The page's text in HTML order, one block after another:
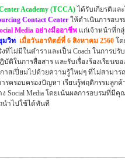
Academy (TCCA) ได้รับเกียรติแล
Contact Center ให้ดำเนินการอบร
Media อย่างมืออาชีพ แก่เจ้าหน้าที่กลุ่
มวิท เมื่อวันอาทิตย์ที่ 6 สิงหาคม 2560 โ
ที่ไม่มีในตำราและเป็น Coach ในการป
บัติในการสื่อสาร และรับเรื่องร้องเรีย
าสเปี่ยมไปด้วยความรู้ใหม่ๆ ที่ไม่สามา
รครอบครองปัญหา เรียนรู้พฤติกรรมลูกค้
Social Media โดยเน้นผลการอบรมที่มี
นำไปใช้ได้ทันที